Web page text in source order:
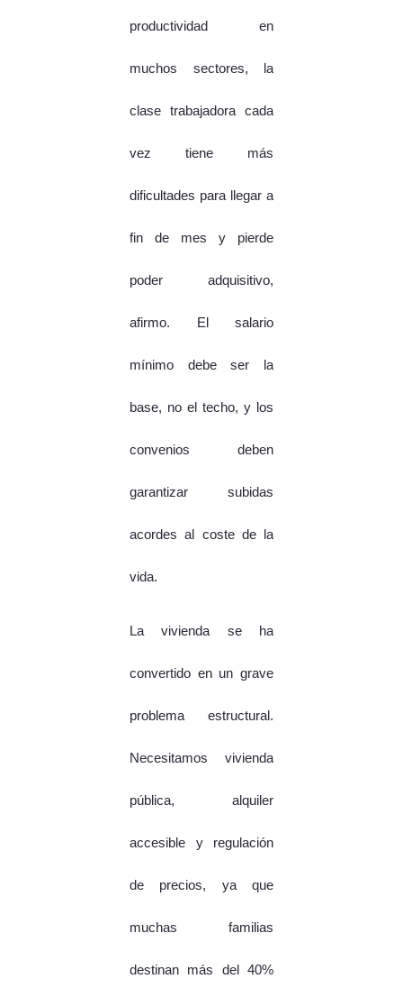
productividad en
muchos sectores, la
clase trabajadora cada
vez tiene más
dificultades para llegar a
fin de mes y pierde
poder adquisitivo,
afirmo. El salario
mínimo debe ser la
base, no el techo, y los
convenios deben
garantizar subidas
acordes al coste de la
vida.
La vivienda se ha
convertido en un grave
problema estructural.
Necesitamos vivienda
pública, alquiler
accesible y regulación
de precios, ya que
muchas familias
destinan más del 40%